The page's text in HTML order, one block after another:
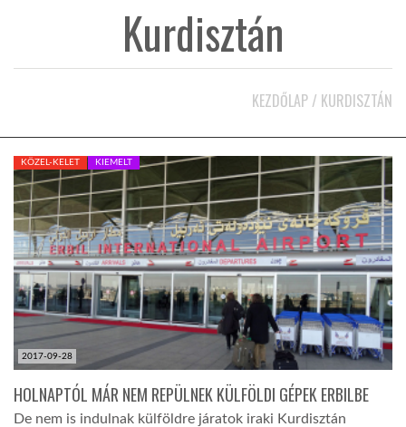
HÍR3D
TROPICALMAGAZIN
GLOBOTV
AFRIKA TUDÁSTÁR
A NAP SZÉPE
Kurdisztán
KEZDŐLAP / KURDISZTÁN
2017-09-28
KÖZEL-KELET KIEMELT
HOLNAPTÓL MÁR NEM REPÜLNEK KÜLFÖLDI GÉPEK ERBILBE
De nem is indulnak külföldre járatok iraki Kurdisztán